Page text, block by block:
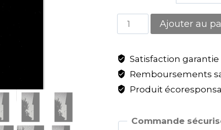
Ajouter au
Satisfaction garantie
Remboursements
Produit
Commande